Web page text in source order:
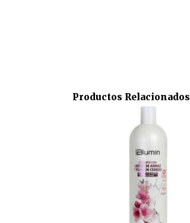
Productos Relacionados